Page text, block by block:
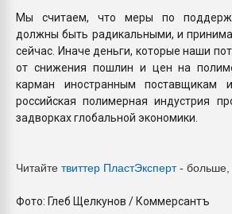
Мы считаем, что меры по
должны быть радикальными, и
сейчас. Иначе деньги, которые наши
от снижения пошлин и цен на
карман иностранным поставщикам
российская полимерная индустрия
задворках глобальной экономики.
Читайте твиттер ПластЭксперт- больше,
Фото: Глеб Щелкунов / Коммерсантъ